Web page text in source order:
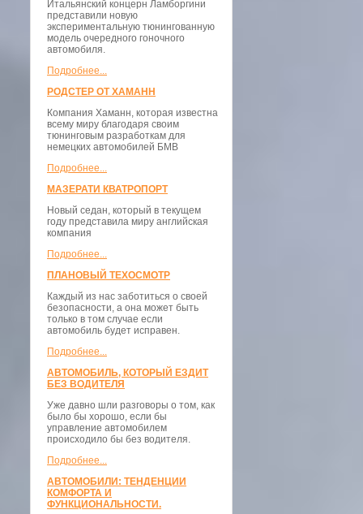
Итальянский концерн Ламборгини
представили новую
экспериментальную тюнингованную
модель очередного гоночного
автомобиля.
Подробнее...
РОДСТЕР ОТ ХАМАНН
Компания Хаманн, которая известна
всему миру благодаря своим
тюнинговым разработкам для
немецких автомобилей БМВ
Подробнее...
МАЗЕРАТИ КВАТРОПОРТ
Новый седан, который в текущем
году представила миру английская
компания
Подробнее...
ПЛАНОВЫЙ ТЕХОСМОТР
Каждый из нас заботиться о своей
безопасности, а она может быть
только в том случае если
автомобиль будет исправен.
Подробнее...
АВТОМОБИЛЬ, КОТОРЫЙ ЕЗДИТ
БЕЗ ВОДИТЕЛЯ
Уже давно шли разговоры о том, как
было бы хорошо, если бы
управление автомобилем
происходило бы без водителя.
Подробнее...
АВТОМОБИЛИ: ТЕНДЕНЦИИ
КОМФОРТА И
ФУНКЦИОНАЛЬНОСТИ.